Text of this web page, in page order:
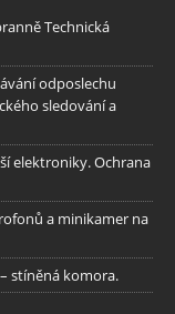
Technická
odposlechu
sledování a
elektroniky. Ochrana
a minikamer na
stíněná komora.